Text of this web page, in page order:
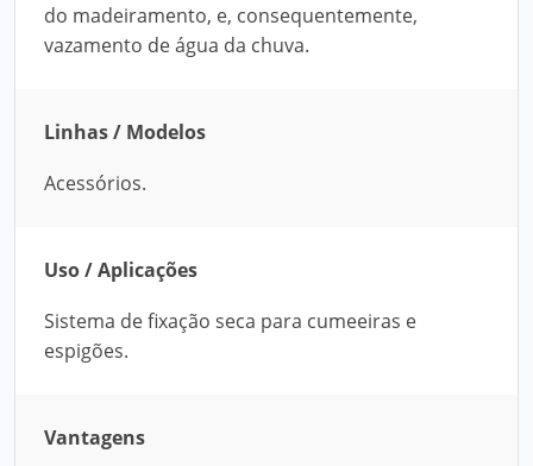
do madeiramento, e, consequentemente,
vazamento de água da chuva.
Linhas / Modelos
Acessórios.
Uso / Aplicações
Sistema de fixação seca para cumeeiras e
espigões.
Vantagens